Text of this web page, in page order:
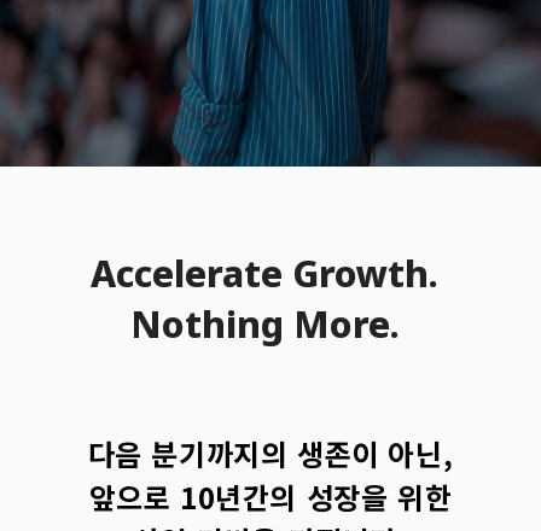
Accelerate Growth.
Nothing More.
다음 분기까지의 생존이 아닌,
앞으로 10년간의 성장을 위한